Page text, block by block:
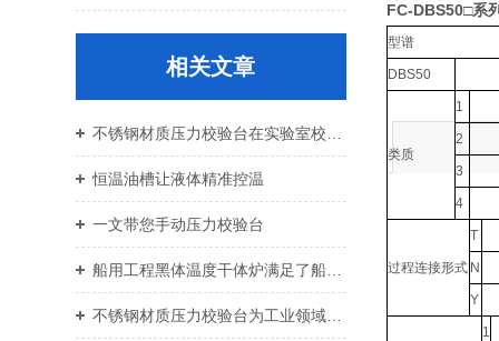
相关文章
恒温油槽让液体精准控温
一文带您手动压力校验台
船用工程黑体温度干体炉满足了船舶工程对于热能的需求
不锈钢材质压力校验台为工业领域提供了重要支持
FC-DBS50□系
型谱
DBS50
类质
1
2
3
4
过程连接形式
T
N
Y
1